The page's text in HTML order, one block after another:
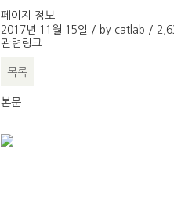
페이지 정보
2017년 11월 15일 / by catlab /
관련링크
목록
본문